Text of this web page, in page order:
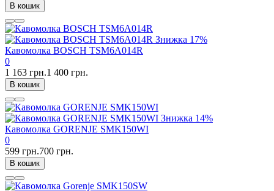
В кошик
Знижка 17%
Кавомолка BOSCH TSM6A014R
0
1 163 грн.1 400 грн.
В кошик
Знижка 14%
Кавомолка GORENJE SMK150WI
0
599 грн.700 грн.
В кошик